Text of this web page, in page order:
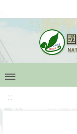
:::